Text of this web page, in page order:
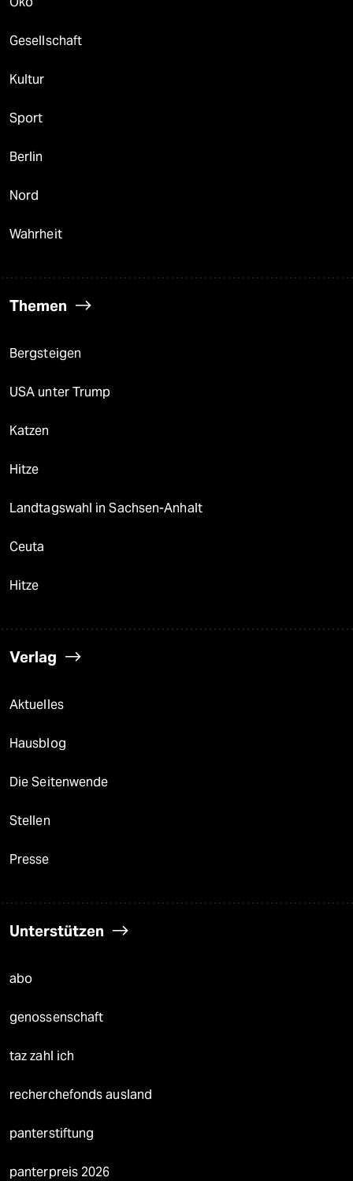
Gesellschaft
Kultur
Sport
Berlin
Nord
Wahrheit
Themen
Bergsteigen
USA unter Trump
Katzen
Hitze
Landtagswahl in Sachsen-Anhalt
Ceuta
Hitze
Verlag
Aktuelles
Hausblog
Die Seitenwende
Stellen
Presse
Unterstützen
abo
genossenschaft
taz zahl ich
recherchefonds ausland
panterstiftung
panterpreis 2026